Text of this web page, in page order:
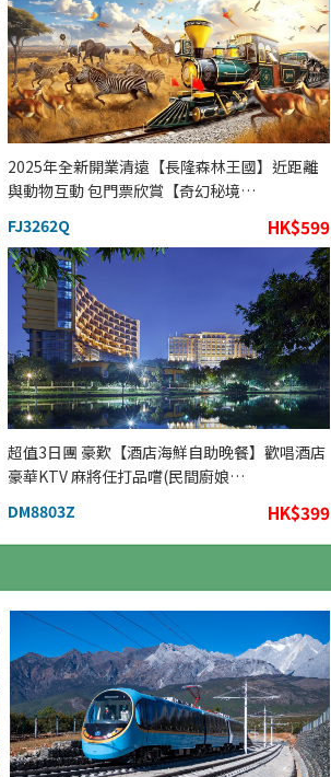
2025年全新開業清遠【長隆森林王國】近距離
與動物互動 包門票欣賞【奇幻秘境…
FJ3262Q
HK$599
超值3日團 豪歎【酒店海鮮自助晚餐】歡唱酒店
豪華KTV 麻將任打品嚐(民間廚娘…
DM8803Z
HK$399